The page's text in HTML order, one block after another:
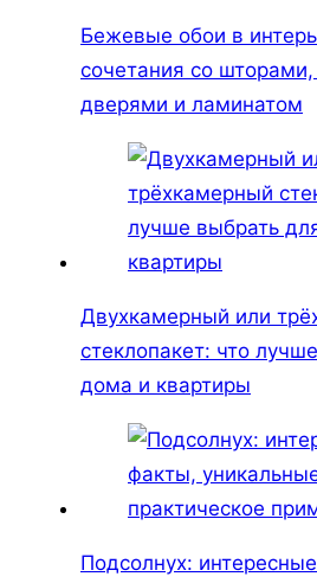
Бежевые обои в
сочетания со
дверями и ламинатом
Двухкамерный или
стеклопакет: что
дома и квартиры
Подсолнух: